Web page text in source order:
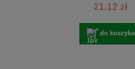
21,12 zł
do koszyka